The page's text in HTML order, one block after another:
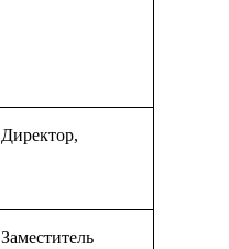
Директор,
Заместитель